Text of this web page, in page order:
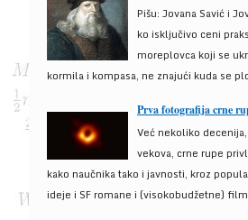
Pišu: Jovana Savić i
ko isključivo ceni
moreplovca koji se
kormila i kompasa, ne znajući kuda se
Prva fotografija crne
Već nekoliko
vekova, crne rupe
kako naučnika tako i javnosti, kroz
ideje i SF romane i (visokobudžetne)